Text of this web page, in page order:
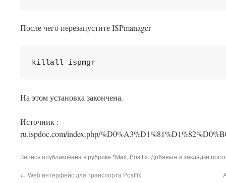
После чего перезапустите ISPmanager
killall ispmgr
На этом установка закончена.
Источник :
ru.ispdoc.com/index.php/
Запись опубликована в рубрике *Mail, Postfix. Добавьте в закладки
← Web интерфейс для транспорта Postfix
This plugin created by